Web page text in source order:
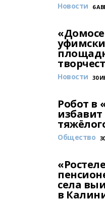
Новости 6
Новости 30
Робот в
Общество
села
в